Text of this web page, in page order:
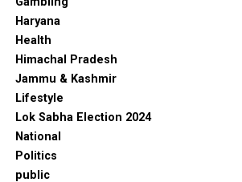
Haryana
Health
Himachal Pradesh
Jammu & Kashmir
Lifestyle
Lok Sabha Election 2024
National
Politics
public